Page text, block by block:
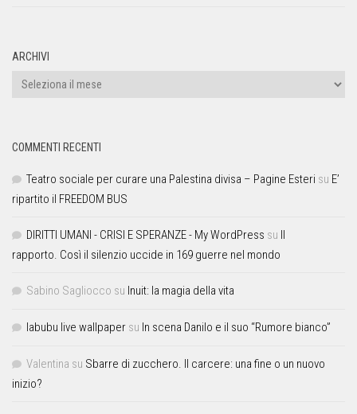
ARCHIVI
COMMENTI RECENTI
Teatro sociale per curare una Palestina divisa – Pagine Esteri su E’
ripartito il FREEDOM BUS
DIRITTI UMANI - CRISI E SPERANZE - My WordPress su
rapporto. Così il silenzio uccide in 169 guerre nel mondo
Sabino Sagliocco su Inuit: la magia della vita
labubu live wallpaper su In scena Danilo e il suo “Rumore bianco”
Valentina su Sbarre di zucchero. Il carcere: una fine o un nuovo
inizio?